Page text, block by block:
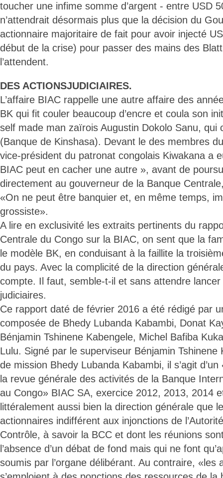
toucher une infime somme d’argent - entre USD
n’attendrait désormais plus que la décision du
actionnaire majoritaire de fait pour avoir injecté
début de la crise) pour passer des mains des
l’attendent.
DES ACTIONSJUDICIAIRES.
L’affaire BIAC rappelle une autre affaire des
BK qui fit couler beaucoup d’encre et coula son
self made man zaïrois Augustin Dokolo Sanu, qui
(Banque de Kinshasa). Devant le des membres
vice-président du patronat congolais Kiwakana a
BIAC peut en cacher une autre », avant de
directement au gouverneur de la Banque
«On ne peut être banquier et, en même temps,
grossiste».
A lire en exclusivité les extraits pertinents du
Centrale du Congo sur la BIAC, on sent que la
le modèle BK, en conduisant à la faillite la
du pays. Avec la complicité de la direction
compte. Il faut, semble-t-il et sans attendre
judiciaires.
Ce rapport daté de février 2016 a été rédigé par
composée de Bhedy Lubanda Kabambi, Donat
Bénjamin Tshinene Kabengele, Michel Bafiba
Lulu. Signé par le superviseur Bénjamin Tshinene
de mission Bhedy Lubanda Kabambi, il s’agit
la revue générale des activités de la Banque
au Congo» BIAC SA, exercice 2012, 2013, 2014
littéralement aussi bien la direction générale que
actionnaires indifférent aux injonctions de
Contrôle, à savoir la BCC et dont les réunions
l’absence d’un débat de fond mais qui ne font
soumis par l’organe délibérant. Au contraire, «les